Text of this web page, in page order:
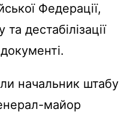
Федерації,
дестабілізації
начальник штабу
майор